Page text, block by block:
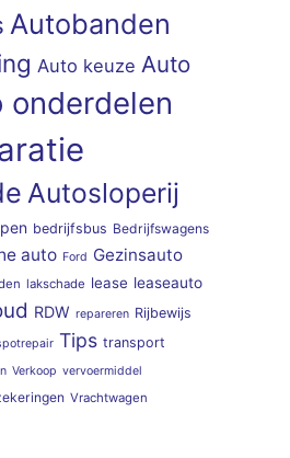
Autobanden
Auto keuze Auto
onderdelen
Autosloperij
bedrijfsbus Bedrijfswagens
auto Ford Gezinsauto
lakschade lease leaseauto
RDW repareren Rijbewijs
Tips transport
Verkoop vervoermiddel
Vrachtwagen